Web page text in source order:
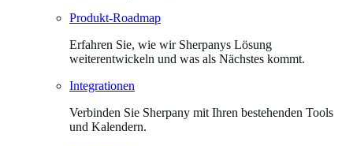
Produkt-Roadmap
Erfahren Sie, wie wir Sherpanys Lösung
weiterentwickeln und was als Nächstes kommt.
Integrationen
Verbinden Sie Sherpany mit Ihren bestehenden Tools
und Kalendern.